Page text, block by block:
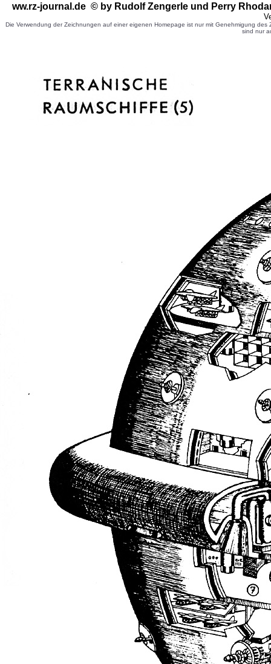
ww.rz-journal.de © by Rudolf Zengerle und Perry
Die Verwendung der Zeichnungen auf einer eigenen Homepage ist nur mit Genehmigung
sind nur